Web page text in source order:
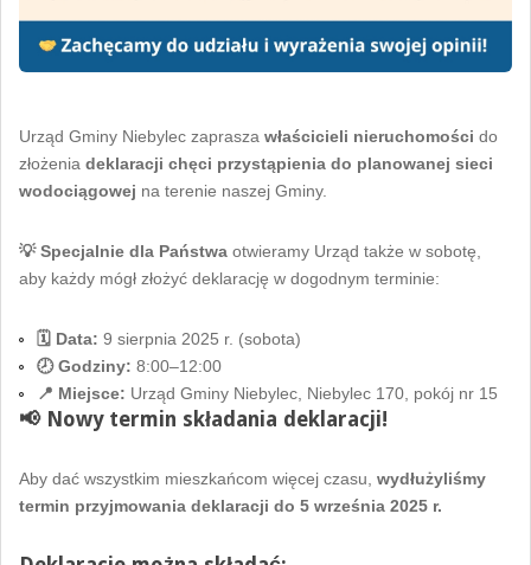
Urząd Gminy Niebylec zaprasza właścicieli nieruchomości do
złożenia deklaracji chęci przystąpienia do planowanej sieci
wodociągowej na terenie naszej Gminy.
💡 Specjalnie dla Państwa otwieramy Urząd także w sobotę,
aby każdy mógł złożyć deklarację w dogodnym terminie:
🗓 Data: 9 sierpnia 2025 r. (sobota)
🕗 Godziny: 8:00–12:00
📍 Miejsce: Urząd Gminy Niebylec, Niebylec 170, pokój nr 15
📢 Nowy termin składania deklaracji!
Aby dać wszystkim mieszkańcom więcej czasu, wydłużyliśmy
termin przyjmowania deklaracji do 5 września 2025 r.